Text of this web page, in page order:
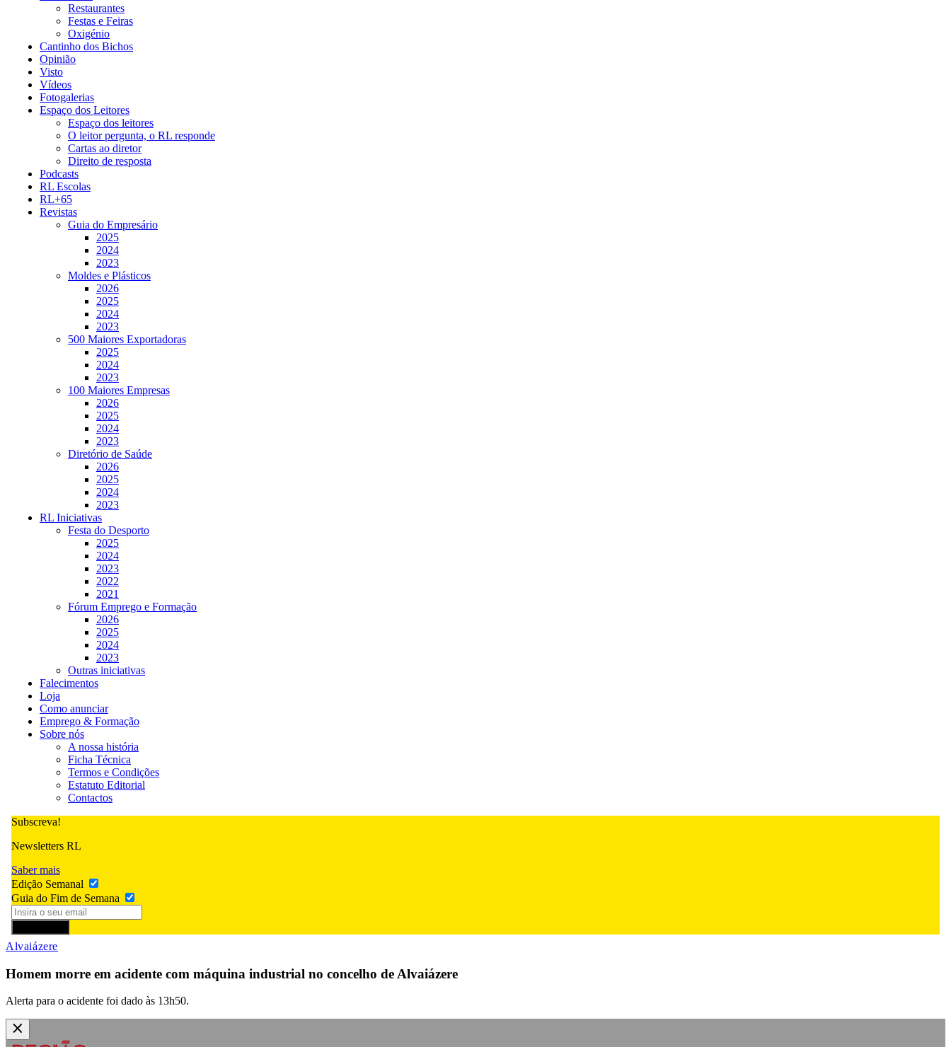
Restaurantes
Festas e Feiras
Oxigénio
Cantinho dos Bichos
Opinião
Visto
Vídeos
Fotogalerias
Espaço dos Leitores
Espaço dos leitores
O leitor pergunta, o RL responde
Cartas ao diretor
Direito de resposta
Podcasts
RL Escolas
RL+65
Revistas
Guia do Empresário
2025
2024
2023
Moldes e Plásticos
2026
2025
2024
2023
500 Maiores Exportadoras
2025
2024
2023
100 Maiores Empresas
2026
2025
2024
2023
Diretório de Saúde
2026
2025
2024
2023
RL Iniciativas
Festa do Desporto
2025
2024
2023
2022
2021
Fórum Emprego e Formação
2026
2025
2024
2023
Outras iniciativas
Falecimentos
Loja
Como anunciar
Emprego & Formação
Sobre nós
A nossa história
Ficha Técnica
Termos e Condições
Estatuto Editorial
Contactos
Subscreva!
Newsletters RL
Saber mais
Edição Semanal
Guia do Fim de Semana
Alvaiázere
Homem morre em acidente com máquina industrial no concelho de Alvaiázere
Alerta para o acidente foi dado às 13h50.